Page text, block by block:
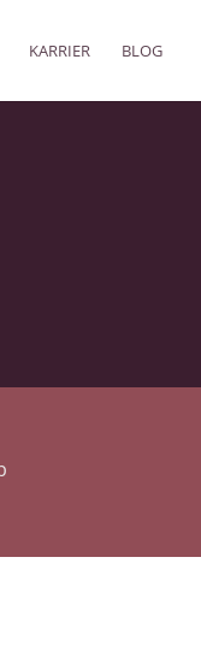
KARRIER BLOG